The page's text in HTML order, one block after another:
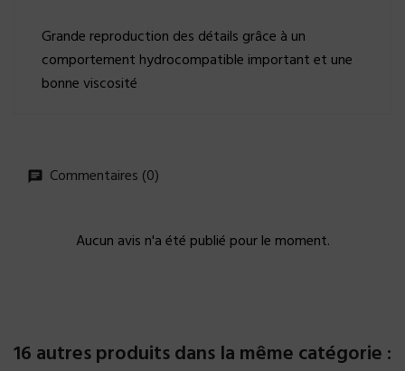
Grande reproduction des détails grâce à un
comportement hydrocompatible important et une
bonne viscosité
Commentaires (0)
Aucun avis n'a été publié pour le moment.
16 autres produits dans la même catégorie :